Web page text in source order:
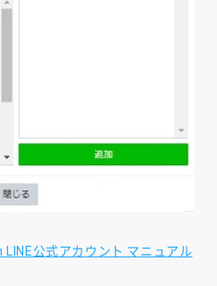
LINE公式アカウント マニュアル